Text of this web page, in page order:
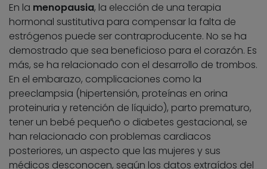
En la menopausia, la elección de una terapia
hormonal sustitutiva para compensar la falta de
estrógenos puede ser contraproducente. No se ha
demostrado que sea beneficioso para el corazón. Es
más, se ha relacionado con el desarrollo de trombos.
En el embarazo, complicaciones como la
preeclampsia (hipertensión, proteínas en orina
proteinuria y retención de líquido), parto prematuro,
tener un bebé pequeño o diabetes gestacional, se
han relacionado con problemas cardiacos
posteriores, un aspecto que las mujeres y sus
médicos desconocen, según los datos extraídos del